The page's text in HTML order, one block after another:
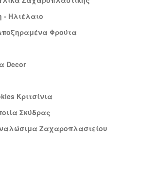
- Ηλιέλαιο
Φρούτα
Decor
Κριτσίνια
Σκύδρας
Ζαχαροπλαστείου